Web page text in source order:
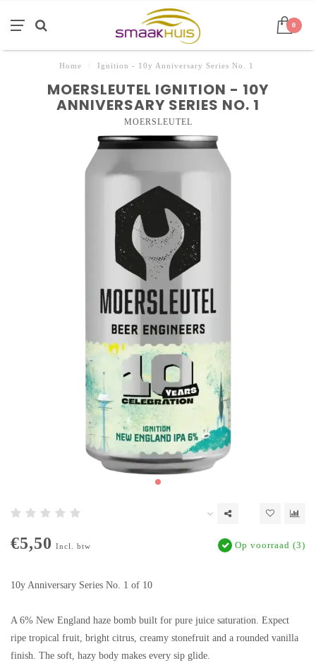
0
Home Ignition - 10y Anniversary Series No. 1
MOERSLEUTEL IGNITION - 10Y
ANNIVERSARY SERIES NO. 1
MOERSLEUTEL
€5,50 Incl. btw Op voorraad (3)
10y Anniversary Series No. 1 of 10
A 6% New England haze bomb built for pure juice saturation. Expect
ripe tropical fruit, bright citrus, creamy stonefruit and a rounded vanilla
finish. The soft, hazy body makes every sip glide.